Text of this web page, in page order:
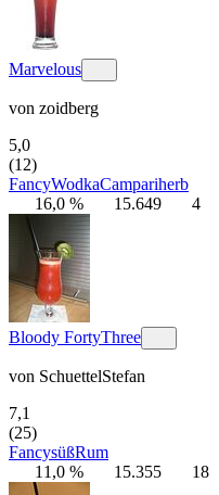
Marvelous
von zoidberg
5,0
(12)
FancyWodkaCampariherb
16,0 %
15.649 4
Bloody FortyThree
von SchuettelStefan
7,1
(25)
FancysüßRum
11,0 %
15.355 18